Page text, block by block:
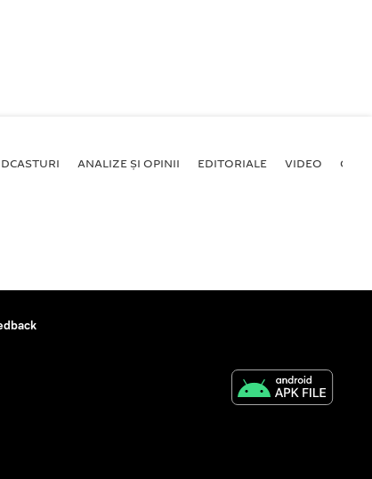
ANALIZE ȘI OPINII EDITORIALE VIDEO